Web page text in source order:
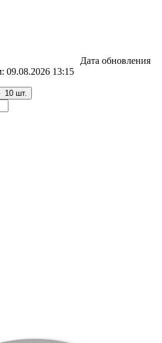
Дата обновления
09.08.2026 13:15
10 шт.